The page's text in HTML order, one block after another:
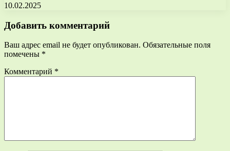
10.02.2025
Добавить комментарий
Ваш адрес email не будет опубликован. Обязательные поля
помечены *
Комментарий *